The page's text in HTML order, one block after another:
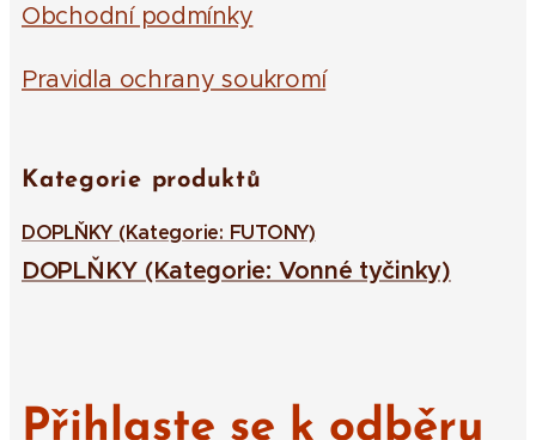
Obchodní podmínky
Pravidla ochrany soukromí
Kategorie produktů
DOPLŇKY (Kategorie: FUTONY)
DOPLŇKY (Kategorie: Vonné tyčinky)
Přihlaste se k odběru